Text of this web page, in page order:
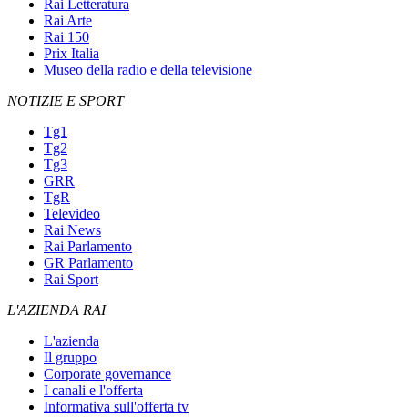
Rai Letteratura
Rai Arte
Rai 150
Prix Italia
Museo della radio e della televisione
NOTIZIE E SPORT
Tg1
Tg2
Tg3
GRR
TgR
Televideo
Rai News
Rai Parlamento
GR Parlamento
Rai Sport
L'AZIENDA RAI
L'azienda
Il gruppo
Corporate governance
I canali e l'offerta
Informativa sull'offerta tv